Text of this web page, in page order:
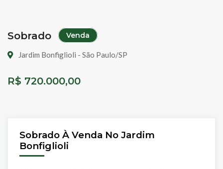
Sobrado Venda
Jardim Bonfiglioli - São Paulo/SP
R$ 720.000,00
Sobrado À Venda No Jardim
Bonfiglioli